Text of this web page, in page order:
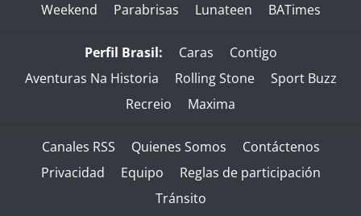
Weekend
Parabrisas Lunateen BATimes
Perfil Brasil: Caras
Contigo
Aventuras Na Historia
Rolling Stone
Sport Buzz
Recreio
Maxima
Canales RSS Quienes Somos
Contáctenos
Privacidad
Equipo
Reglas de participación
Tránsito